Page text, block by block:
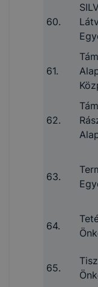
60.
61.
62.
63.
64.
65.